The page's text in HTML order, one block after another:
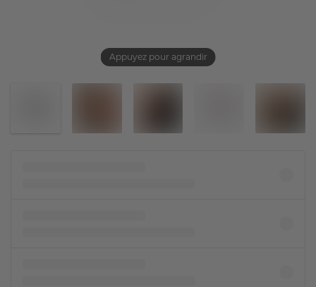
Appuyez pour agrandir